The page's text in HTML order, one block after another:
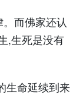
而佛家还认
,生死是没有
生命延续到来